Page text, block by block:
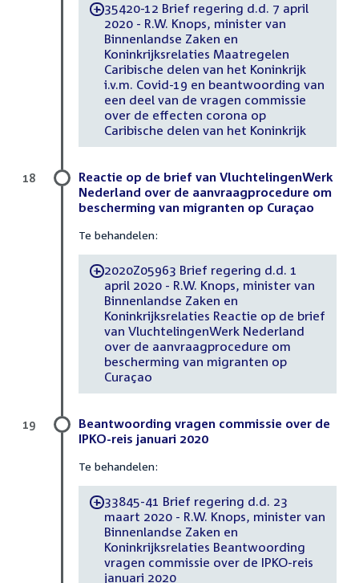
-35420-12 Brief regering d.d. 7 april
2020 - R.W. Knops, minister van
Binnenlandse Zaken en
Koninkrijksrelaties Maatregelen
Caribische delen van het Koninkrijk
i.v.m. Covid-19 en beantwoording van
een deel van de vragen commissie
over de effecten corona op
Caribische delen van het Koninkrijk
Reactie op de brief van VluchtelingenWerk
Nederland over de aanvraagprocedure om
bescherming van migranten op Curaçao
Te behandelen:
-2020Z05963 Brief regering d.d. 1
april 2020 - R.W. Knops, minister van
Binnenlandse Zaken en
Koninkrijksrelaties Reactie op de brief
van VluchtelingenWerk Nederland
over de aanvraagprocedure om
bescherming van migranten op
Curaçao
18
Beantwoording vragen commissie over de
IPKO-reis januari 2020
Te behandelen:
-33845-41 Brief regering d.d. 23
maart 2020 - R.W. Knops, minister van
Binnenlandse Zaken en
Koninkrijksrelaties Beantwoording
vragen commissie over de IPKO-reis
januari 2020
19